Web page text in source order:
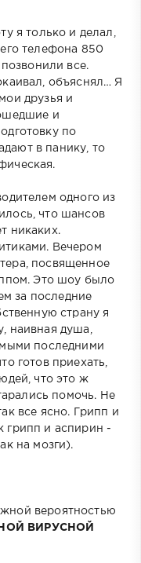
я только и делал,
телефона 850
все.
объяснял… Я
друзья и
и
по
в панику, то
одного из
что шансов
никаких.
Вечером
посвященное
Это шоу было
за последние
страну я
наивная душа,
последними
готов приехать,
что это ж
помочь. Не
все ясно. Грипп и
грипп и аспирин -
на мозги).
вероятностью
ВИРУСНОЙ